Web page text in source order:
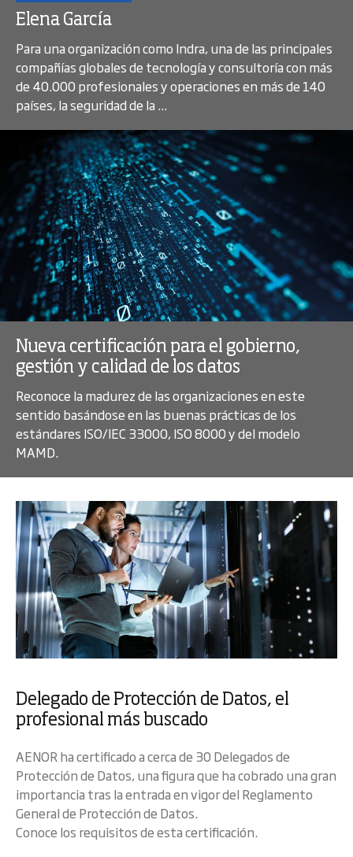
Elena García
Para una organización como Indra, una de las principales
compañías globales de tecnología y consultoría con más
de 40.000 profesionales y operaciones en más de 140
países, la seguridad de la ...
Nueva certificación para el gobierno,
gestión y calidad de los datos
Reconoce la madurez de las organizaciones en este
sentido basándose en las buenas prácticas de los
estándares ISO/IEC 33000, ISO 8000 y del modelo
MAMD.
Delegado de Protección de Datos, el
profesional más buscado
AENOR ha certificado a cerca de 30 Delegados de
Protección de Datos, una figura que ha cobrado una gran
importancia tras la entrada en vigor del Reglamento
General de Protección de Datos.
Conoce los requisitos de esta certificación.